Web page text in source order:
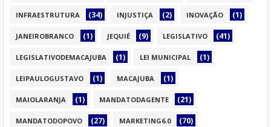
INFRAESTRUTURA (34) INJUSTIÇA (2) INOVAÇÃO (1)
JANEIROBRANCO (1) JEQUIÉ (9) LEGISLATIVO (41)
LEGISLATIVODEMACAJUBA (1) LEI MUNICIPAL (1)
LEIPAULOGUSTAVO (1) MACAJUBA (1)
MAIOLARANJA (1) MANDATODAGENTE (21)
MANDATODOPOVO (27) MARKETING6.0 (70)